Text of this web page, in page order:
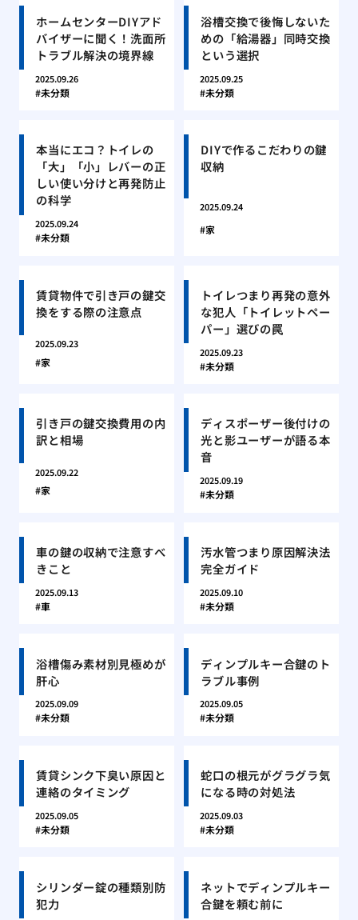
ホームセンターDIYアド
バイザーに聞く！洗面所
トラブル解決の境界線
2025.09.26
未分類
浴槽交換で後悔しないた
めの「給湯器」同時交換
という選択
2025.09.25
未分類
本当にエコ？トイレの
「大」「小」レバーの正
しい使い分けと再発防止
の科学
2025.09.24
未分類
DIYで作るこだわりの鍵
収納
2025.09.24
家
賃貸物件で引き戸の鍵交
換をする際の注意点
2025.09.23
家
トイレつまり再発の意外
な犯人「トイレットペー
パー」選びの罠
2025.09.23
未分類
引き戸の鍵交換費用の内
訳と相場
2025.09.22
家
ディスポーザー後付けの
光と影ユーザーが語る本
音
2025.09.19
未分類
車の鍵の収納で注意すべ
きこと
2025.09.13
車
汚水管つまり原因解決法
完全ガイド
2025.09.10
未分類
浴槽傷み素材別見極めが
肝心
2025.09.09
未分類
ディンプルキー合鍵のト
ラブル事例
2025.09.05
未分類
賃貸シンク下臭い原因と
連絡のタイミング
2025.09.05
未分類
蛇口の根元がグラグラ気
になる時の対処法
2025.09.03
未分類
シリンダー錠の種類別防
犯力
ネットでディンプルキー
合鍵を頼む前に